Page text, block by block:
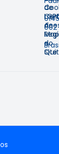
de
de
e
do
Site
–
002
–